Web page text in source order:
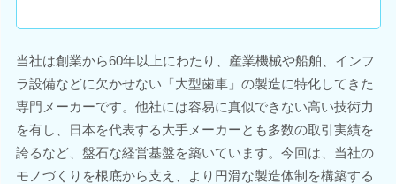
当社は創業から60年以上にわたり、産業機械や船舶、インフ
ラ設備などに欠かせない「大型歯車」の製造に特化してきた
専門メーカーです。他社には容易に真似できない高い技術力
を有し、日本を代表する大手メーカーとも多数の取引実績を
誇るなど、盤石な経営基盤を築いています。今回は、当社の
モノづくりを根底から支え、より円滑な製造体制を構築する